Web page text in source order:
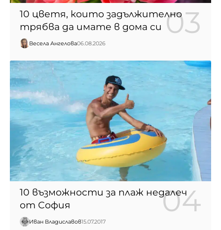
10 цветя, които задължително
трябва да имате в дома си
Весела Ангелова06.08.2026
10 възможности за плаж недалеч
от София
Иван Владиславов15.07.2017